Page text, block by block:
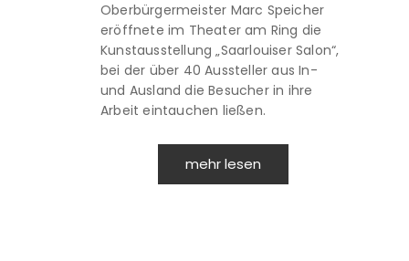
Oberbürgermeister Marc Speicher
eröffnete im Theater am Ring die
Kunstausstellung „Saarlouiser Salon“,
bei der über 40 Aussteller aus In-
und Ausland die Besucher in ihre
Arbeit eintauchen ließen.
mehr lesen